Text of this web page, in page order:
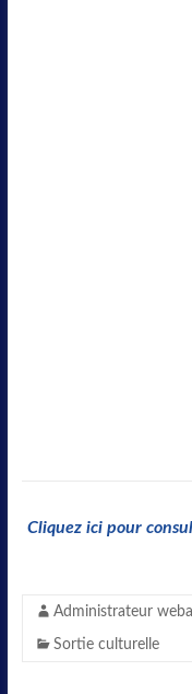
Cliquez ici pour
Administrateur
Sortie culturelle